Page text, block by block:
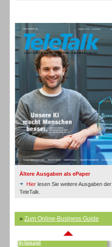
Ältere Ausgaben als ePaper
Hier lesen Sie weitere Ausgaben der
TeleTalk.
» Zum Online-Business Guide
Inbound
Inbound
Inbound